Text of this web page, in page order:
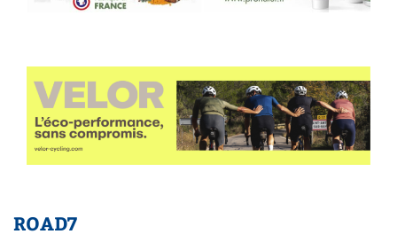
ROAD7